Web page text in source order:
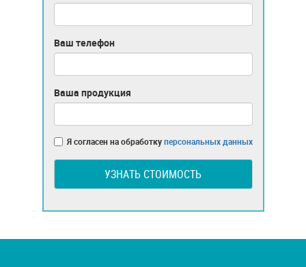
Ваш телефон
Ваша продукция
Я согласен на обработкуперсональных данных
УЗНАТЬ СТОИМОСТЬ